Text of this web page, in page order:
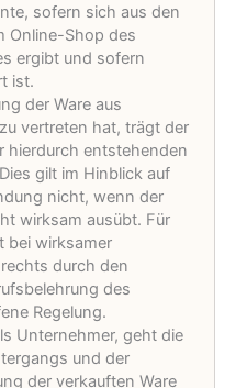
sofern sich aus den
Online-Shop des
ergibt und sofern
ist.
der Ware aus
vertreten hat, trägt der
hierdurch entstehenden
gilt im Hinblick auf
nicht, wenn der
wirksam ausübt. Für
bei wirksamer
durch den
des
Regelung.
Unternehmer, geht die
und der
der verkauften Ware